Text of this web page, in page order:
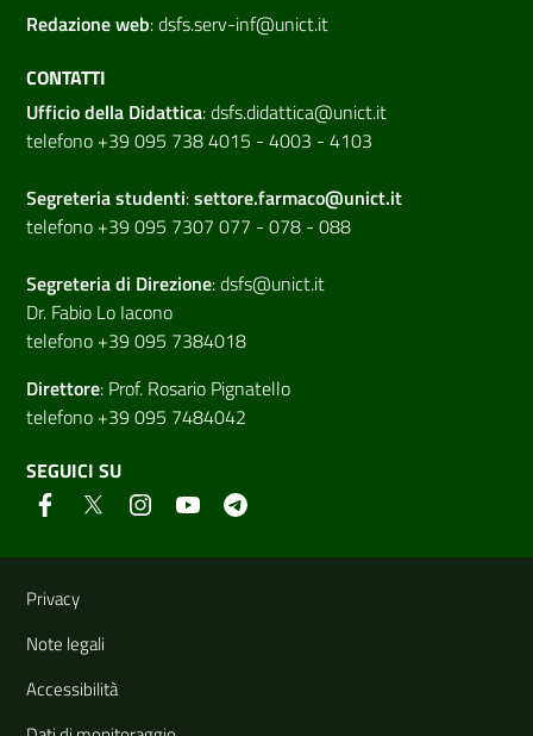
Redazione web:dsfs.serv-inf@unict.it
CONTATTI
Ufficio della Didattica:dsfs.didattica@unict.it
telefono +39 095 738 4015 - 4003 - 4103
Segreteria studenti:settore.farmaco@unict.it
telefono +39 095 7307 077 - 078 - 088
Segreteria di Direzione:dsfs@unict.it
Dr. Fabio Lo Iacono
telefono +39 095 7384018
Direttore: Prof. Rosario Pignatello
telefono +39 095 7484042
SEGUICI SU
Link e informazioni utili
Privacy
Note legali
Accessibilità